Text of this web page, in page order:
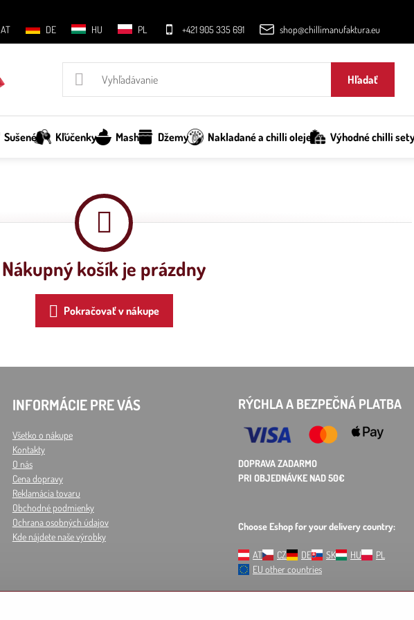
AT DE HU PL +421 905 335 691 shop@chillimanufaktura.eu
Hľadať
Sušené Kľúčenky Mash Džemy Nakladané a chilli oleje Výhodné chilli
Nákupný košík je prázdny
Pokračovať v nákupe
INFORMÁCIE PRE VÁS
Všetko o nákupe
Kontakty
O nás
Cena dopravy
Reklamácia tovaru
Obchodné podmienky
Ochrana osobných údajov
Kde nájdete naše výrobky
RÝCHLA A BEZPEČNÁ PLATBA
DOPRAVA ZADARMO
PRI OBJEDNÁVKE NAD 50€
Choose Eshop for your delivery country:
AT CZ DE SK HU
PL
EU other countries